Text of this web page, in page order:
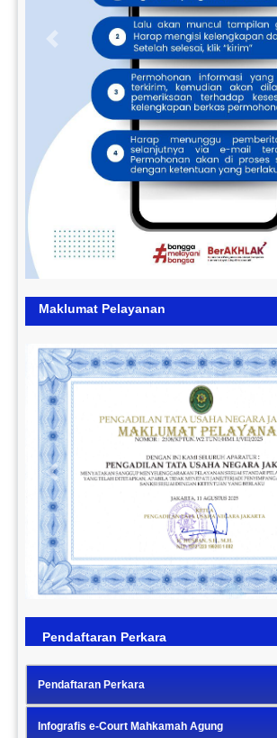
Previous
Maklumat Pelayanan
Previous
Pendaftaran Perkara
Pendaftaran Perkara
Infografis e-Court Mahkamah Agung